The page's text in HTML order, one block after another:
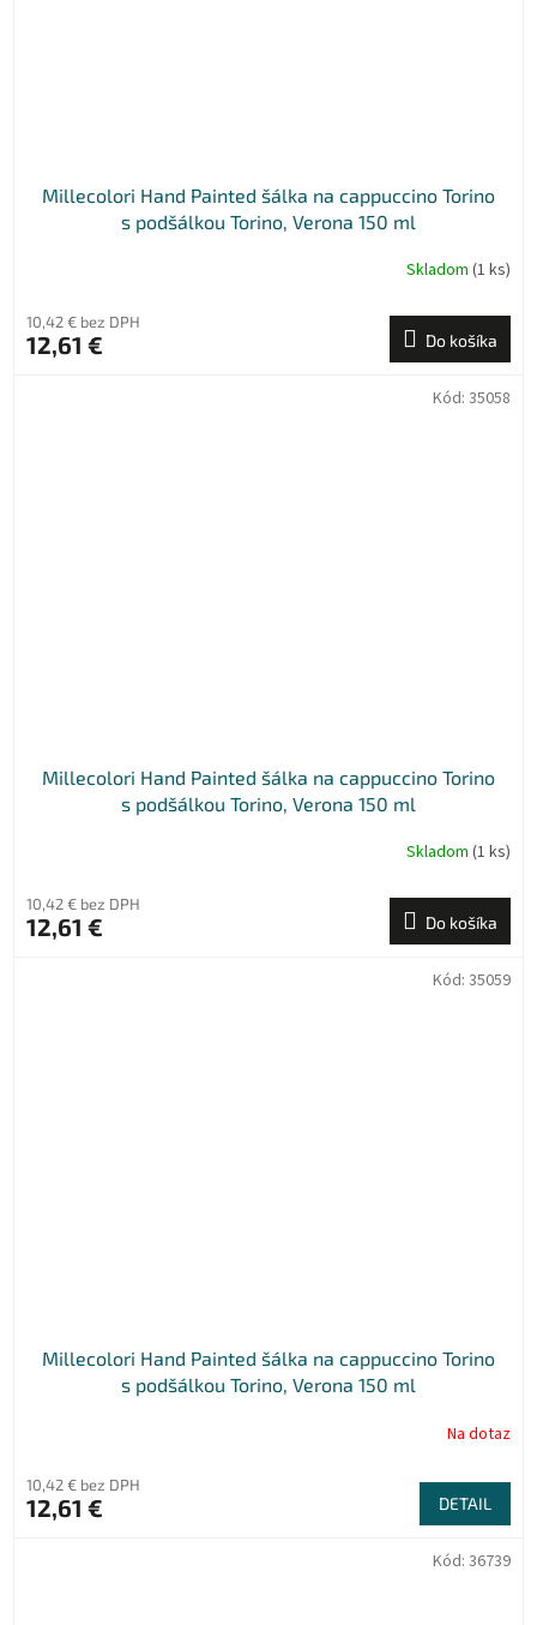
Millecolori Hand Painted šálka na cappuccino Torino
s podšálkou Torino, Verona 150 ml
Skladom (1 ks)
10,42 € bez DPH
12,61 € Do košíka
Millecolori Hand Painted šálka na cappuccino Torino
s podšálkou Torino, Verona 150 ml
Skladom (1 ks)
10,42 € bez DPH
12,61 € Do košíka
Kód: 35058
Millecolori Hand Painted šálka na cappuccino Torino
s podšálkou Torino, Verona 150 ml
Na dotaz
10,42 € bez DPH
12,61 € DETAIL
Kód: 35059
Kód: 36739